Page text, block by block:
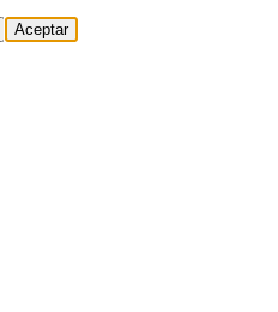
Aceptar